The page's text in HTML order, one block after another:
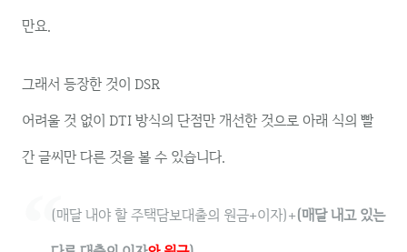
만요.
그래서 등장한 것이 DSR
어려울 것 없이 DTI 방식의 단점만 개선한 것으로 아래 식의 빨
간 글씨만 다른 것을 볼 수 있습니다.
(매달 내야 할 주택담보대출의 원금+이자)+(매달 내고 있는